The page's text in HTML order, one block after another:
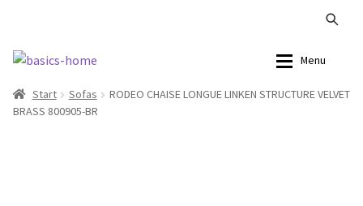
Zur
springen
Zum
springen
Menu
Alle Produkte
Alle Produkte
Start Sofas
RODEO CHAISE LONGUE LINKEN STRUCTURE VELVET
BRASS 800905-BR